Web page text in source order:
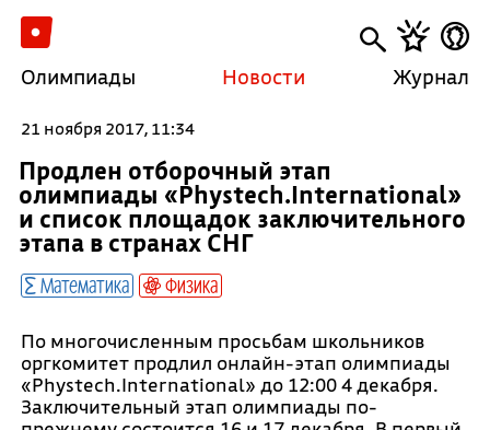
Олимпиады Новости Журнал
21 ноября 2017, 11:34
Продлен отборочный этап
олимпиады «Phystech.International»
и список площадок заключительного
этапа в странах СНГ
Математика Физика
По многочисленным просьбам школьников
оргкомитет продлил онлайн-этап олимпиады
«Phystech.International» до 12:00 4 декабря.
Заключительный этап олимпиады по-